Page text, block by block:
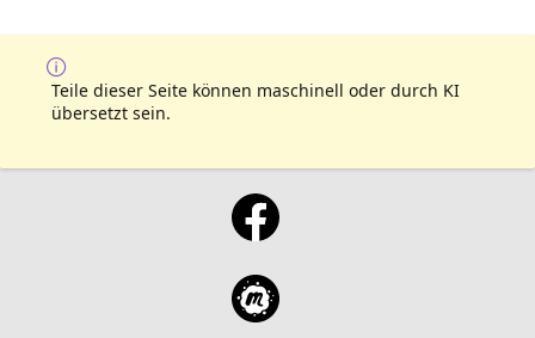
Teile dieser Seite können maschinell oder durch KI
übersetzt sein.